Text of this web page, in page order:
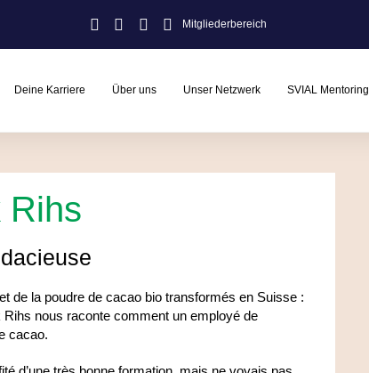
Mitgliederbereich
Deine Karriere Über uns Unser Netzwerk SVIAL Mentoring
Rihs
de la poudre de cacao bio transformés en Suisse :
nous raconte comment un employé de
cacao.